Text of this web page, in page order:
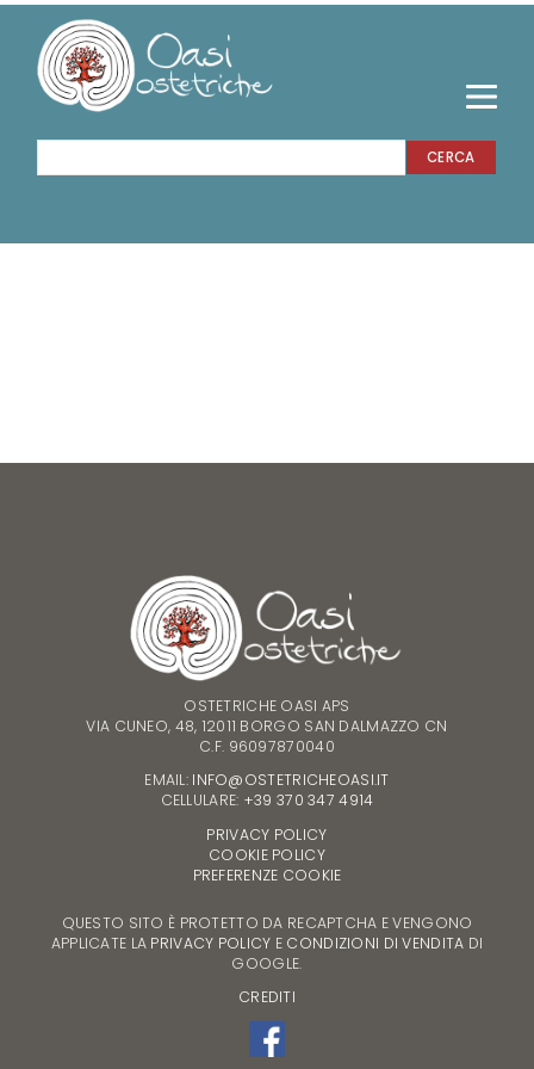
CERCA
OSTETRICHE OASI APS
VIA CUNEO, 48, 12011 BORGO SAN DALMAZZO CN
C.F. 96097870040
EMAIL: INFO@OSTETRICHEOASI.IT
CELLULARE: +39 370 347 4914
PRIVACY POLICY
COOKIE POLICY
PREFERENZE COOKIE
QUESTO SITO È PROTETTO DA RECAPTCHA E VENGONO
APPLICATE LA PRIVACY POLICY E CONDIZIONI DI VENDITA DI
GOOGLE.
CREDITI